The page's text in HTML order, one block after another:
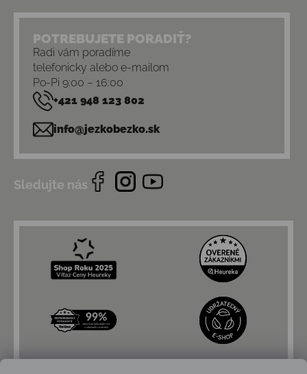
POTREBUJETE PORADIŤ?
Radi vám poradíme
telefonicky alebo e-mailom
Po-Pi 9:00 – 16:00
+421 948 123 802
info@jezkobezko.sk
Sledujte nás